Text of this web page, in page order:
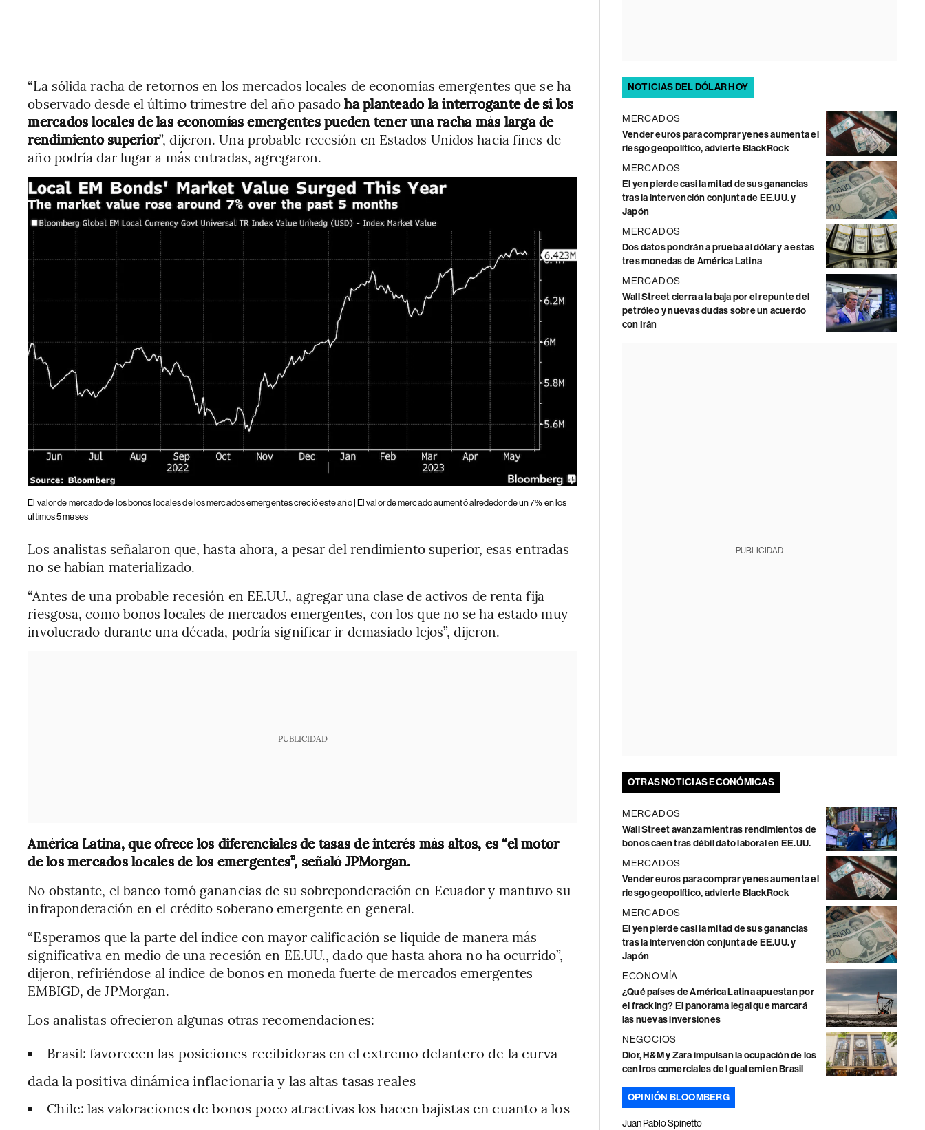
“La sólida racha de retornos en los mercados locales de economías emergentes que se ha
observado desde el último trimestre del año pasadoha planteado la interrogante de si los
mercados locales de las economías emergentes pueden tener una racha más larga de
rendimiento superior”, dijeron. Una probable recesión en Estados Unidos hacia fines de
año podría dar lugar a más entradas, agregaron.
El valor de mercado de los bonos locales de los mercados emergentes creció este año | El valor de mercado aumentó alrededor de un 7% en los
últimos 5 meses
Los analistas señalaron que, hasta ahora, a pesar del rendimiento superior, esas entradas
no se habían materializado.
“Antes de una probable recesión en EE.UU., agregar una clase de activos de renta fija
riesgosa, como bonos locales de mercados emergentes, con los que no se ha estado muy
involucrado durante una década, podría significar ir demasiado lejos”, dijeron.
PUBLICIDAD
América Latina, que ofrece los diferenciales de tasas de interés más altos, es “el motor
de los mercados locales de los emergentes”, señaló JPMorgan.
No obstante, el banco tomó ganancias de su sobreponderación en Ecuador y mantuvo su
infraponderación en el crédito soberano emergente en general.
“Esperamos que la parte del índice con mayor calificación se liquide de manera más
significativa en medio de una recesión en EE.UU., dado que hasta ahora no ha ocurrido”,
dijeron, refiriéndose al índice de bonos en moneda fuerte de mercados emergentes
EMBIGD, de JPMorgan.
Los analistas ofrecieron algunas otras recomendaciones:
Brasil: favorecen las posiciones recibidoras en el extremo delantero de la curva
dada la positiva dinámica inflacionaria y las altas tasas reales
Chile: las valoraciones de bonos poco atractivas los hacen bajistas en cuanto a los
NOTICIAS DEL DÓLAR HOY
MERCADOS
Vender euros para comprar yenes aumenta el
riesgo geopolítico, advierte BlackRock
MERCADOS
El yen pierde casi la mitad de sus ganancias
tras la intervención conjunta de EE.UU. y
Japón
MERCADOS
Dos datos pondrán a prueba al dólar y a estas
tres monedas de América Latina
MERCADOS
Wall Street cierra a la baja por el repunte del
petróleo y nuevas dudas sobre un acuerdo
con Irán
PUBLICIDAD
OTRAS NOTICIAS ECONÓMICAS
MERCADOS
Wall Street avanza mientras rendimientos de
bonos caen tras débil dato laboral en EE.UU.
MERCADOS
Vender euros para comprar yenes aumenta el
riesgo geopolítico, advierte BlackRock
MERCADOS
El yen pierde casi la mitad de sus ganancias
tras la intervención conjunta de EE.UU. y
Japón
ECONOMÍA
¿Qué países de América Latina apuestan por
el fracking? El panorama legal que marcará
las nuevas inversiones
NEGOCIOS
Dior, H&M y Zara impulsan la ocupación de los
centros comerciales de Iguatemi en Brasil
OPINIÓN BLOOMBERG
Juan Pablo Spinetto